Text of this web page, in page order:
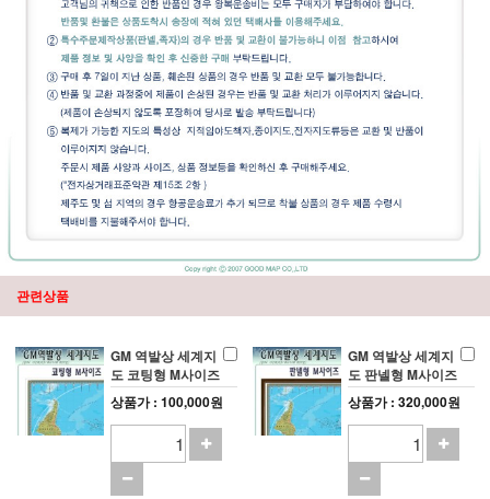
관련상품
GM 역발상 세계지
도 코팅형 M사이즈
상품가 : 100,000원
GM 역발상 세계지
도 판넬형 M사이즈
상품가 : 320,000원